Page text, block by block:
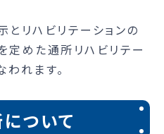
とリハビリテーションの
定めた通所リハビリテー
れます。
ついて